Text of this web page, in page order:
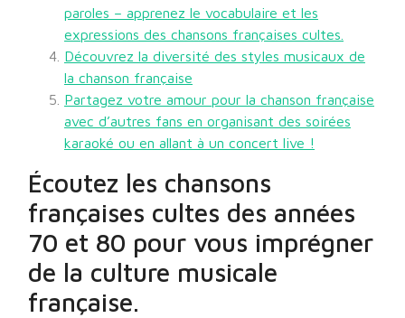
paroles – apprenez le vocabulaire et les
expressions des chansons françaises cultes.
Découvrez la diversité des styles musicaux de
la chanson française
Partagez votre amour pour la chanson française
avec d’autres fans en organisant des soirées
karaoké ou en allant à un concert live !
Écoutez les chansons
françaises cultes des années
70 et 80 pour vous imprégner
de la culture musicale
française.